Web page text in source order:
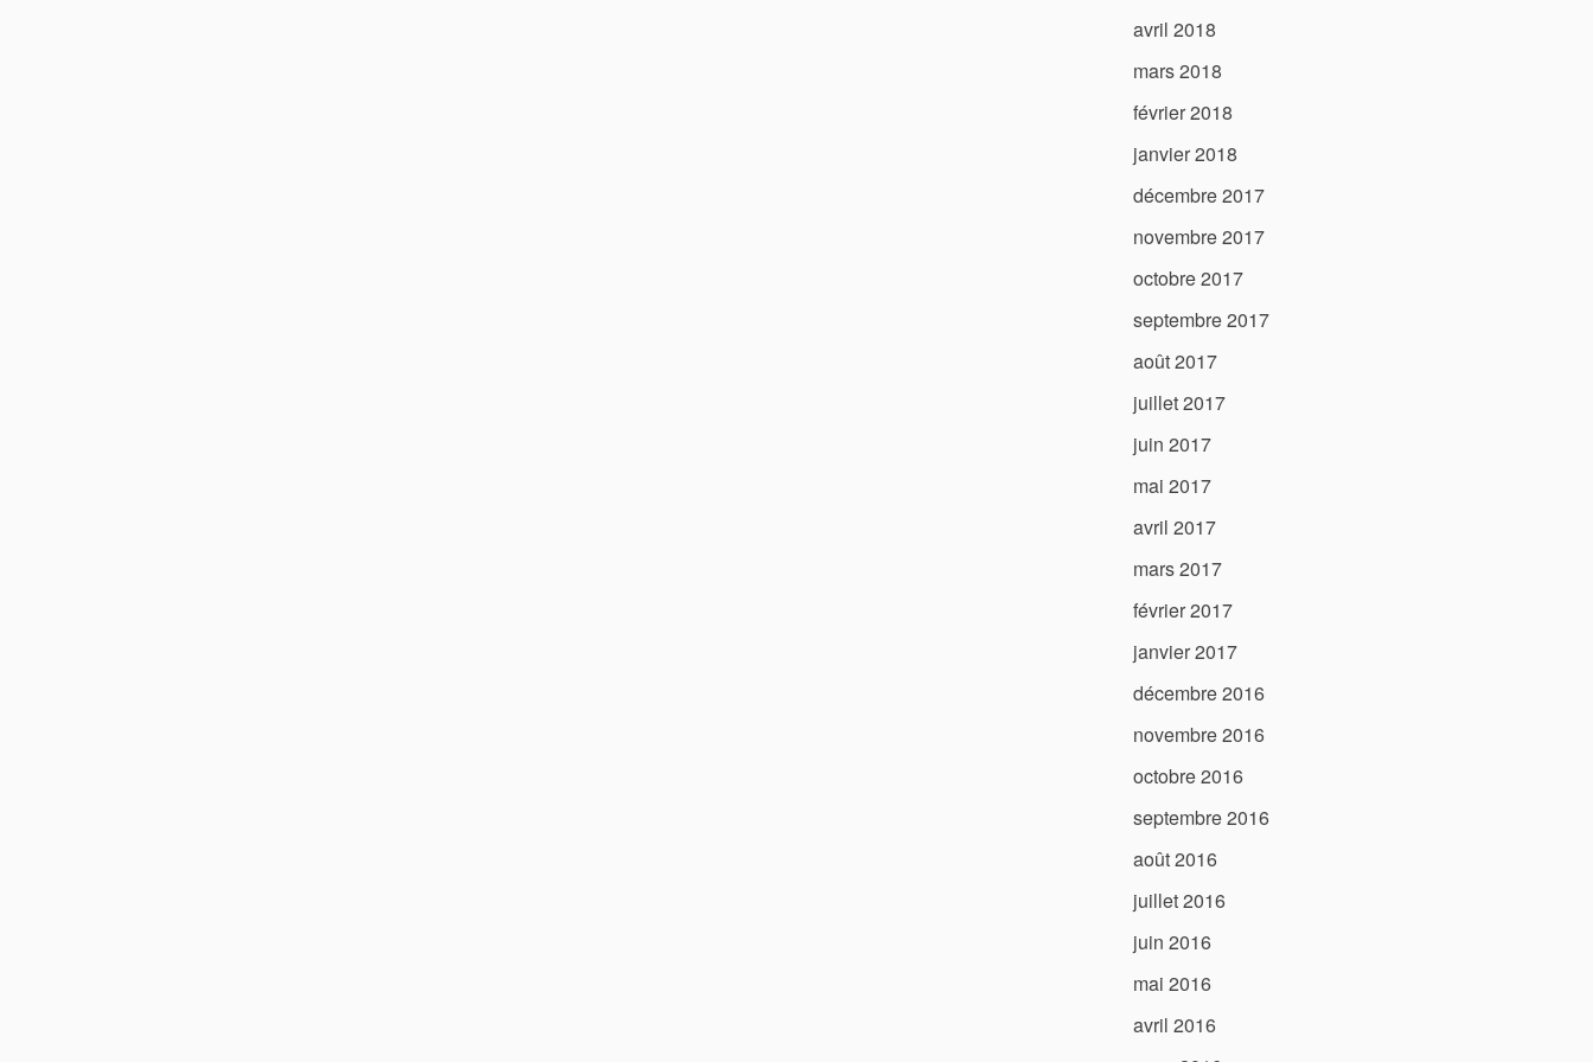
avril 2018
mars 2018
février 2018
janvier 2018
décembre 2017
novembre 2017
octobre 2017
septembre 2017
août 2017
juillet 2017
juin 2017
mai 2017
avril 2017
mars 2017
février 2017
janvier 2017
décembre 2016
novembre 2016
octobre 2016
septembre 2016
août 2016
juillet 2016
juin 2016
mai 2016
avril 2016